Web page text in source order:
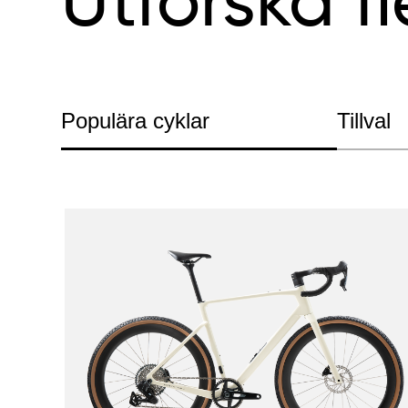
Populära cyklar Tillval